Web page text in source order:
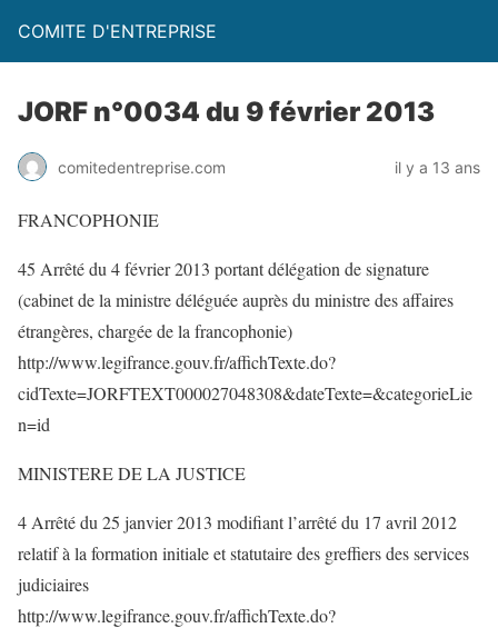
COMITE D'ENTREPRISE
JORF n°0034 du 9 février 2013
comitedentreprise.com il y a 13 ans
FRANCOPHONIE
45 Arrêté du 4 février 2013 portant délégation de signature
(cabinet de la ministre déléguée auprès du ministre des affaires
étrangères, chargée de la francophonie)
http://www.legifrance.gouv.fr/affichTexte.do?
cidTexte=JORFTEXT000027048308&dateTexte=&categorieLie
n=id
MINISTERE DE LA JUSTICE
4 Arrêté du 25 janvier 2013 modifiant l’arrêté du 17 avril 2012
relatif à la formation initiale et statutaire des greffiers des services
judiciaires
http://www.legifrance.gouv.fr/affichTexte.do?